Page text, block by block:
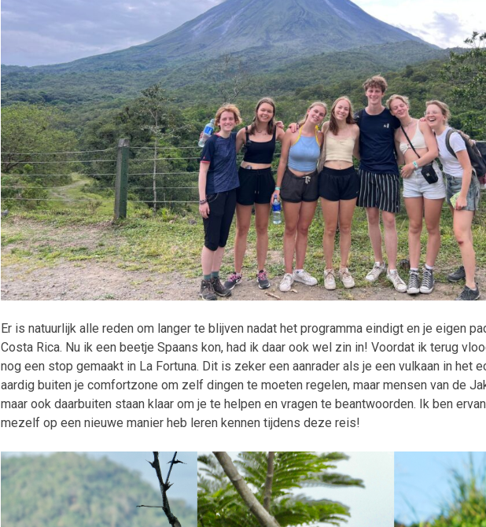
Er is natuurlijk alle reden om langer te blijven nadat het programma eindigt en je eigen
Costa Rica. Nu ik een beetje Spaans kon, had ik daar ook wel zin in! Voordat ik terug
nog een stop gemaakt in La Fortuna. Dit is zeker een aanrader als je een vulkaan in het
aardig buiten je comfortzone om zelf dingen te moeten regelen, maar mensen van de
maar ook daarbuiten staan klaar om je te helpen en vragen te beantwoorden. Ik ben
mezelf op een nieuwe manier heb leren kennen tijdens deze reis!